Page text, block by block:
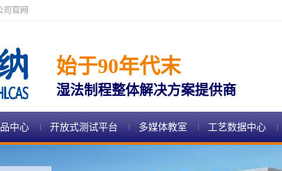
司官网
始于90年代末
湿法制程整体解决方案提供商
中心 开放式测试平台 多媒体教室 工艺数据中心